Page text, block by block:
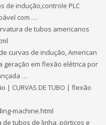
de indução,controle PLC
com …
de tubos americanos
curvas de indução, American
geração em flexão elétrica por
…
CURVAS DE TUBO | flexão
machine.html
de tubos de linha, pórticos e